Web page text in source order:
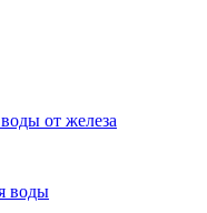
от железа
воды